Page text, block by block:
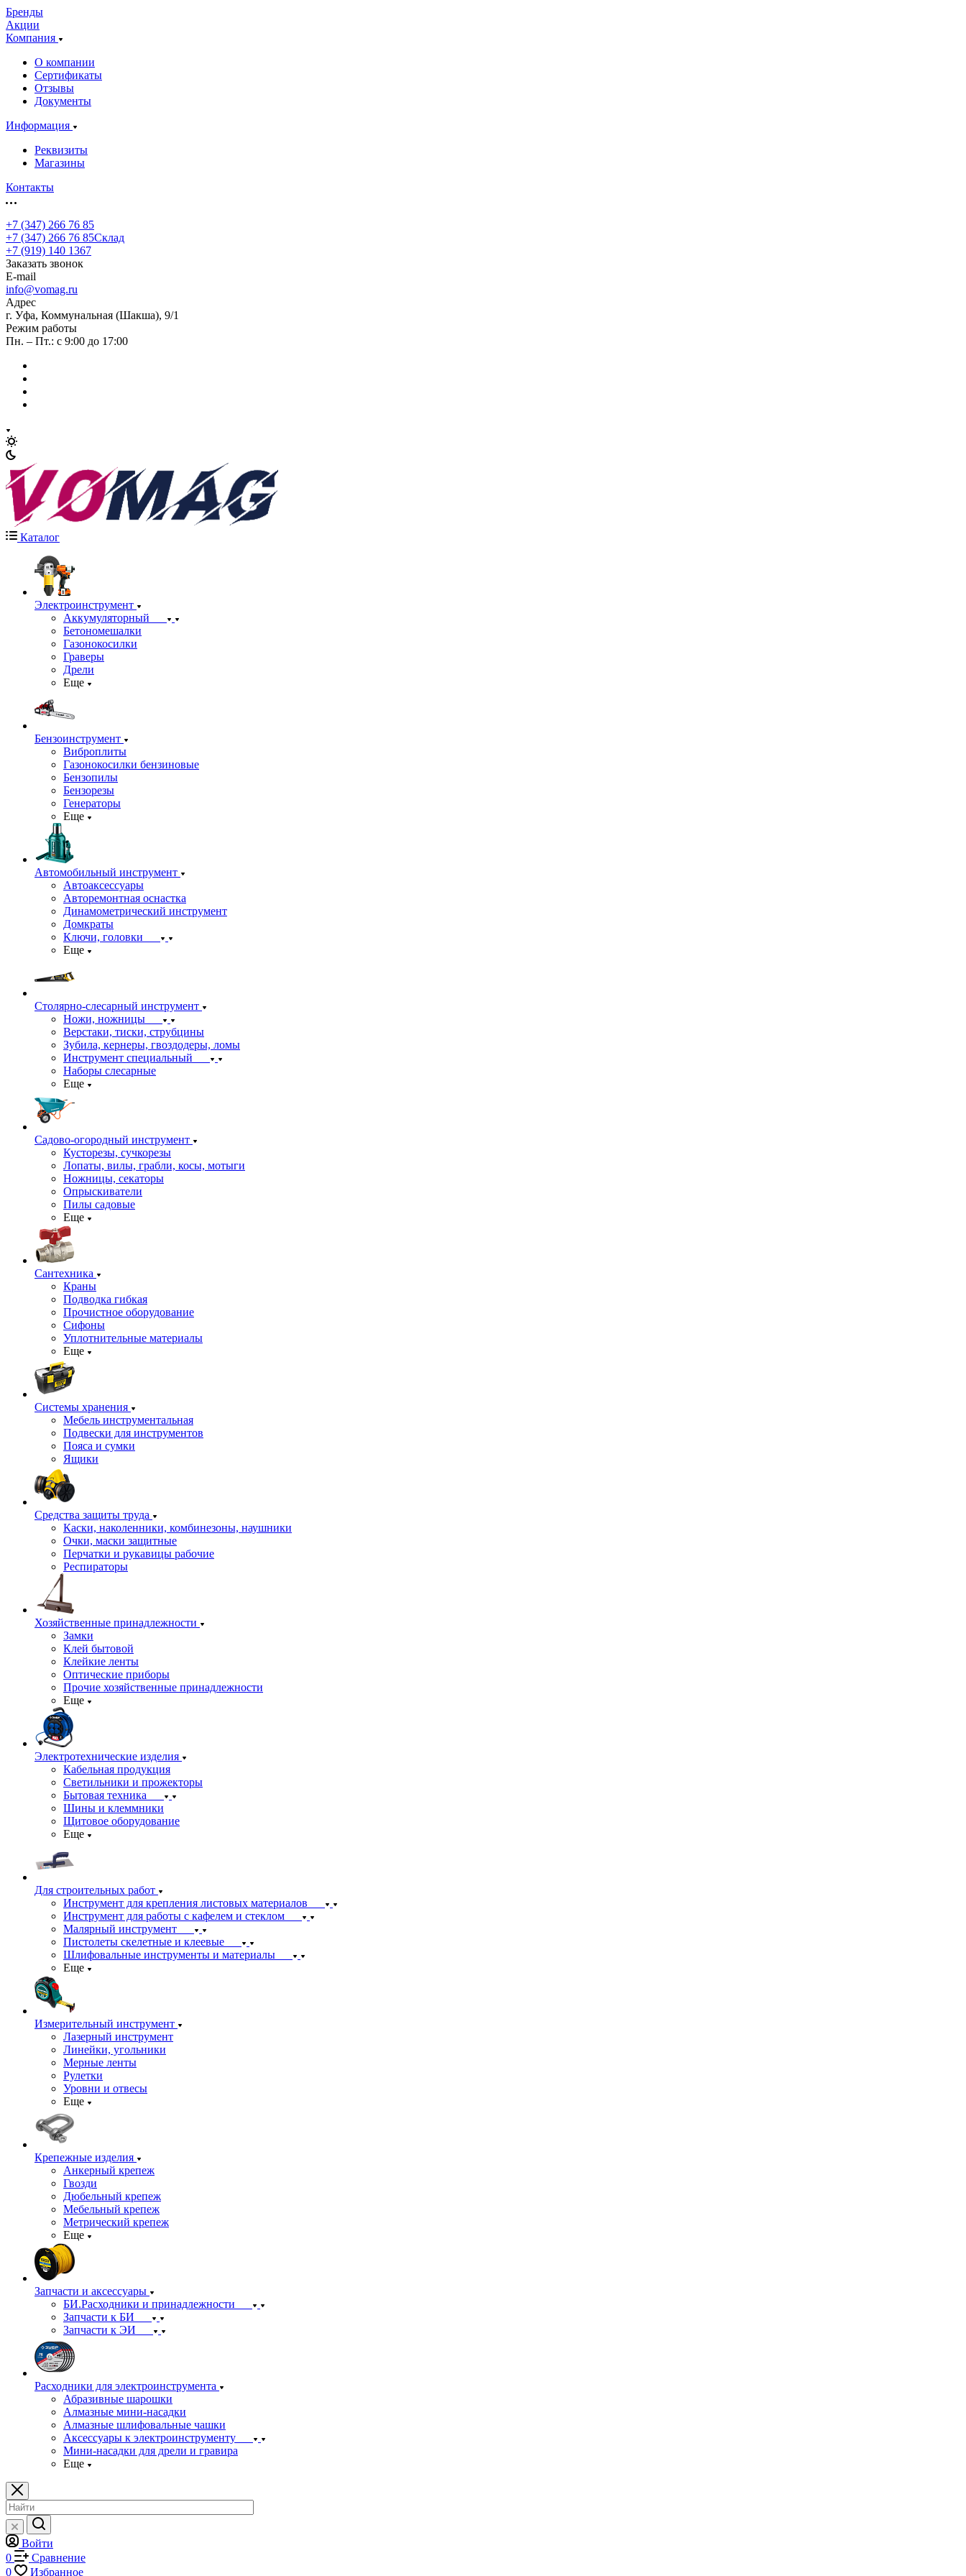
Бренды
Акции
Компания
О компании
Сертификаты
Отзывы
Документы
Информация
Реквизиты
Магазины
Контакты
+7 (347) 266 76 85
+7 (347) 266 76 85Склад
+7 (919) 140 1367
Заказать звонок
E-mail
info@vomag.ru
Адрес
г. Уфа, Коммунальная (Шакша), 9/1
Режим работы
Пн. – Пт.: с 9:00 до 17:00
Каталог
Электроинструмент
Аккумуляторный
Бетономешалки
Газонокосилки
Граверы
Дрели
Еще
Бензоинструмент
Виброплиты
Газонокосилки бензиновые
Бензопилы
Бензорезы
Генераторы
Еще
Автомобильный инструмент
Автоаксессуары
Авторемонтная оснастка
Динамометрический инструмент
Домкраты
Ключи, головки
Еще
Столярно-слесарный инструмент
Ножи, ножницы
Верстаки, тиски, струбцины
Зубила, кернеры, гвоздодеры, ломы
Инструмент специальный
Наборы слесарные
Еще
Садово-огородный инструмент
Кусторезы, сучкорезы
Лопаты, вилы, грабли, косы, мотыги
Ножницы, секаторы
Опрыскиватели
Пилы садовые
Еще
Сантехника
Краны
Подводка гибкая
Прочистное оборудование
Сифоны
Уплотнительные материалы
Еще
Системы хранения
Мебель инструментальная
Подвески для инструментов
Пояса и сумки
Ящики
Средства защиты труда
Каски, наколенники, комбинезоны, наушники
Очки, маски защитные
Перчатки и рукавицы рабочие
Респираторы
Хозяйственные принадлежности
Замки
Клей бытовой
Клейкие ленты
Оптические приборы
Прочие хозяйственные принадлежности
Еще
Электротехнические изделия
Кабельная продукция
Светильники и прожекторы
Бытовая техника
Шины и клеммники
Щитовое оборудование
Еще
Для строительных работ
Инструмент для крепления листовых материалов
Инструмент для работы с кафелем и стеклом
Малярный инструмент
Пистолеты скелетные и клеевые
Шлифовальные инструменты и материалы
Еще
Измерительный инструмент
Лазерный инструмент
Линейки, угольники
Мерные ленты
Рулетки
Уровни и отвесы
Еще
Крепежные изделия
Анкерный крепеж
Гвозди
Дюбельный крепеж
Мебельный крепеж
Метрический крепеж
Еще
Запчасти и аксессуары
БИ.Расходники и принадлежности
Запчасти к БИ
Запчасти к ЭИ
Расходники для электроинструмента
Абразивные шарошки
Алмазные мини-насадки
Алмазные шлифовальные чашки
Аксессуары к электроинструменту
Мини-насадки для дрели и гравира
Еще
Войти
0
Сравнение
0
Избранное